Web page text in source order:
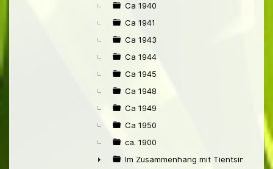
Ca 1940
Ca 1941
Ca 1943
Ca 1944
Ca 1945
Ca 1948
Ca 1949
Ca 1950
ca. 1900
Im Zusammenhang mit Tientsin